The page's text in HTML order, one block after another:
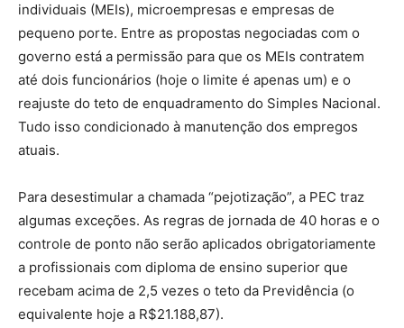
individuais (MEIs), microempresas e empresas de
pequeno porte. Entre as propostas negociadas com o
governo está a permissão para que os MEIs contratem
até dois funcionários (hoje o limite é apenas um) e o
reajuste do teto de enquadramento do Simples Nacional.
Tudo isso condicionado à manutenção dos empregos
atuais.
Para desestimular a chamada “pejotização”, a PEC traz
algumas exceções. As regras de jornada de 40 horas e o
controle de ponto não serão aplicados obrigatoriamente
a profissionais com diploma de ensino superior que
recebam acima de 2,5 vezes o teto da Previdência (o
equivalente hoje a R$21.188,87).